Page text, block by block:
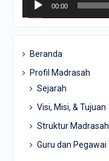
00:00
Beranda
Profil Madrasah
Sejarah
Visi, Misi, & Tujuan
Struktur Madrasah
Guru dan Pegawai